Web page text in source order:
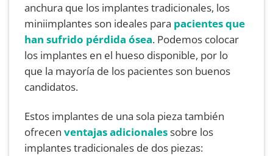
anchura que los implantes tradicionales, los
miniimplantes son ideales para pacientes que
han sufrido pérdida ósea. Podemos colocar
los implantes en el hueso disponible, por lo
que la mayoría de los pacientes son buenos
candidatos.
Estos implantes de una sola pieza también
ofrecenventajas adicionalessobre los
implantes tradicionales de dos piezas: